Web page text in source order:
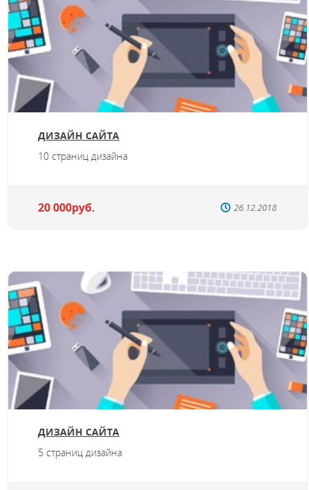
ДИЗАЙН САЙТА
10 страниц дизайна
20 000руб. 26.12.2018
ДИЗАЙН САЙТА
5 страниц дизайна